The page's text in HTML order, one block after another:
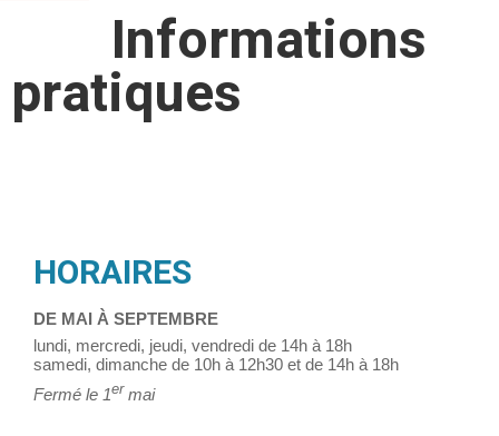
Informations
pratiques
HORAIRES
DE MAI À SEPTEMBRE
lundi, mercredi, jeudi, vendredi de 14h à 18h
samedi, dimanche de 10h à 12h30 et de 14h à 18h
Fermé le 1er mai